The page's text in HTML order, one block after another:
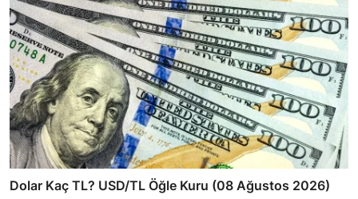
Dolar Kaç TL? USD/TL Öğle Kuru (08 Ağustos 2026)